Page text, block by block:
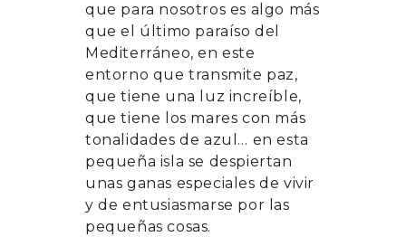
que para nosotros es algo más
que el último paraíso del
Mediterráneo, en este
entorno que transmite paz,
que tiene una luz increíble,
que tiene los mares con más
tonalidades de azul… en esta
pequeña isla se despiertan
unas ganas especiales de vivir
y de entusiasmarse por las
pequeñas cosas.